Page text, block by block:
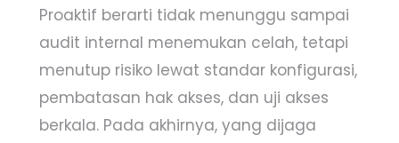
Proaktif berarti tidak menunggu sampai
audit internal menemukan celah, tetapi
menutup risiko lewat standar konfigurasi,
pembatasan hak akses, dan uji akses
berkala. Pada akhirnya, yang dijaga